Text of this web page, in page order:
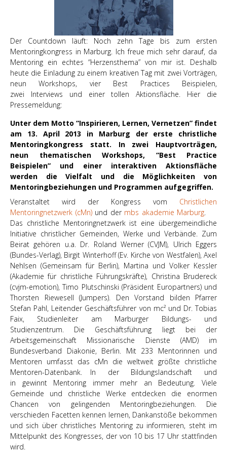
Der Countdown läuft: Noch zehn Tage bis zum ersten
Mentoringkongress in Marburg. Ich freue mich sehr darauf, da
Mentoring ein echtes “Herzensthema” von mir ist. Deshalb
heute die Einladung zu einem kreativen Tag mit zwei Vorträgen,
neunWorkshops, vier Best Practices Beispielen,
zwei Interviews und einer tollenAktionsfläche. Hier die
Pressemeldung:
Unter dem Motto “Inspirieren, Lernen, Vernetzen” findet
am 13. April 2013 in Marburg der erste christliche
Mentoringkongress statt. In zwei Hauptvorträgen,
neun thematischen Workshops, “Best Practice
Beispielen” und einer interaktiven Aktionsfläche
werden die Vielfalt und die Möglichkeiten von
Mentoringbeziehungen und Programmen aufgegriffen.
Veranstaltet wird der Kongress vom Christlichen
Mentoringnetzwerk (cMn)und der mbs akademie Marburg.
Das christliche Mentoringnetzwerk ist eine übergemeindliche
Initiative christlicher Gemeinden, Werke und Verbände. Zum
Beirat gehören u.a. Dr. Roland Werner (CVJM), Ulrich Eggers
(Bundes-Verlag), Birgit Winterhoff (Ev. Kirche von Westfalen), Axel
Nehlsen (Gemeinsam für Berlin), Martina und Volker Kessler
(Akademie für christliche Führungskräfte), Christina Brudereck
(cvjm-emotion), Timo Plutschinski (Präsident Europartners) und
Thorsten Riewesell (Jumpers). Den Vorstand bilden Pfarrer
Stefan Pahl, Leitender Geschäftsführer von mc² und Dr. Tobias
Faix, Studienleiter am Marburger Bildungs- und
Studienzentrum. Die Geschäftsführung liegt bei der
Arbeitsgemeinschaft Missionarische Dienste (AMD) im
Bundesverband Diakonie, Berlin. Mit 233 Mentorinnen und
Mentoren umfasst das cMn die weltweit größte christliche
Mentoren-Datenbank. In der Bildungslandschaft und
in gewinnt Mentoring immer mehr an Bedeutung. Viele
Gemeinde und christliche Werke entdecken die enormen
Chancen von gelingenden Mentoringbeziehungen. Die
verschieden Facetten kennen lernen, Dankanstöße bekommen
und sich über christliches Mentoring zu informieren, steht im
Mittelpunkt des Kongresses, der von 10 bis 17 Uhr stattfinden
wird.